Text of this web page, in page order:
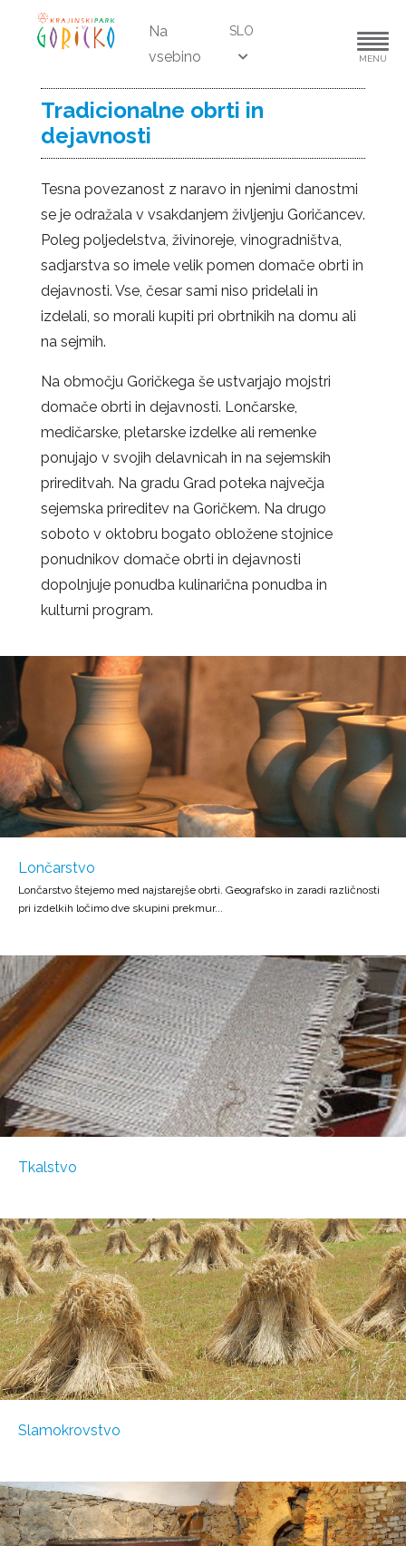
Na
vsebino
SLO
MENU
Tradicionalne obrti in
dejavnosti
Tesna povezanost z naravo in njenimi danostmi
se je odražala v vsakdanjem življenju Goričancev.
Poleg poljedelstva, živinoreje, vinogradništva,
sadjarstva so imele velik pomen domače obrti in
dejavnosti. Vse, česar sami niso pridelali in
izdelali, so morali kupiti pri obrtnikih na domu ali
na sejmih.
Na območju Goričkega še ustvarjajo mojstri
domače obrti in dejavnosti. Lončarske,
medičarske, pletarske izdelke ali remenke
ponujajo v svojih delavnicah in na sejemskih
prireditvah. Na gradu Grad poteka največja
sejemska prireditev na Goričkem. Na drugo
soboto v oktobru bogato obložene stojnice
ponudnikov domače obrti in dejavnosti
dopolnjuje ponudba kulinarična ponudba in
kulturni program.
Lončarstvo
Lončarstvo štejemo med najstarejše obrti. Geografsko in zaradi različnosti
pri izdelkih ločimo dve skupini prekmur...
Tkalstvo
Slamokrovstvo